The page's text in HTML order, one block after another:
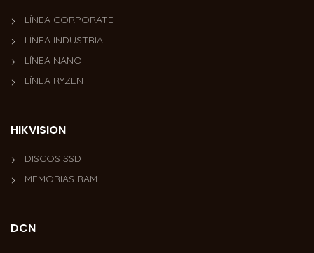
LÍNEA CORPORATE
LÍNEA INDUSTRIAL
LÍNEA NANO
LÍNEA RYZEN
HIKVISION
DISCOS SSD
MEMORIAS RAM
DCN